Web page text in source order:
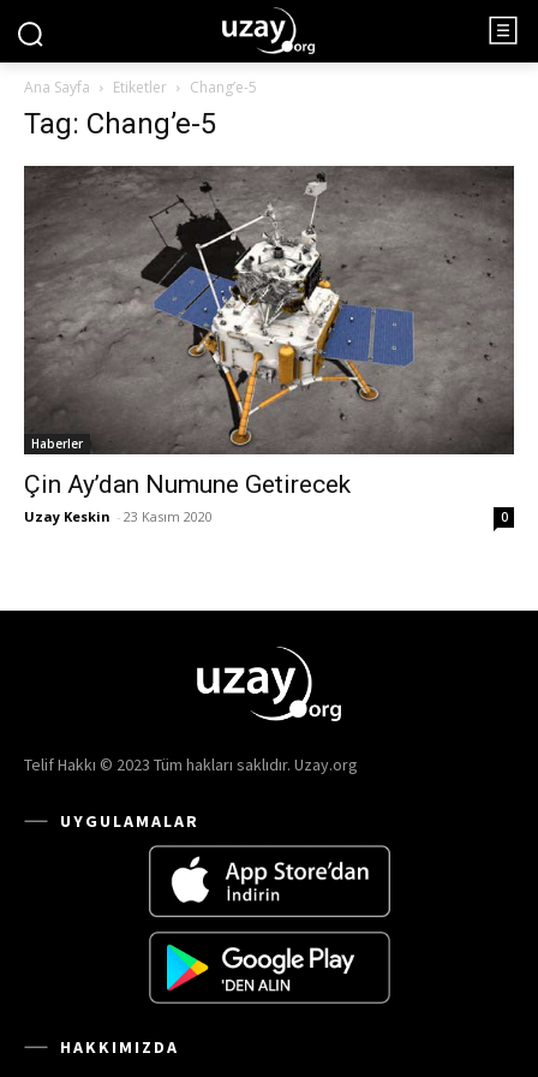
Ana Sayfa Etiketler Chang’e-5
Tag: Chang’e-5
Haberler
Çin Ay’dan Numune Getirecek
Uzay Keskin - 23 Kasım 2020 0
Telif Hakkı © 2023 Tüm hakları saklıdır. Uzay.org
UYGULAMALAR
HAKKIMIZDA